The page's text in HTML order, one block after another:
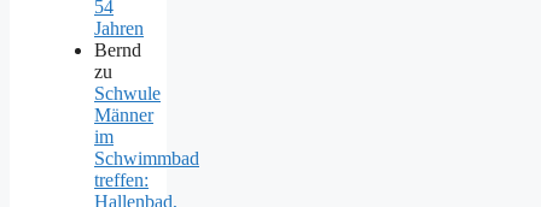
54
Jahren
Bernd
zu
Schwule
Männer
im
Schwimmbad
treffen:
Hallenbad,